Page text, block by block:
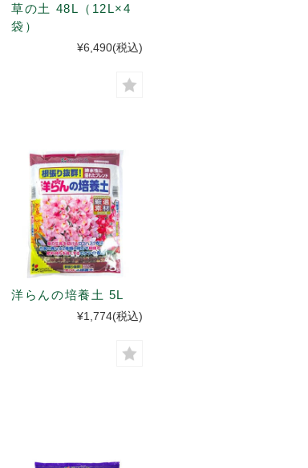
草の土 48L（12L×4
袋）
¥6,490(税込)
洋らんの培養土 5L
¥1,774(税込)